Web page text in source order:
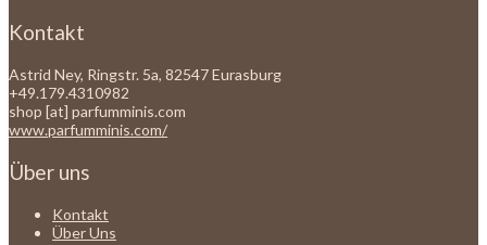
Kontakt
Astrid Ney, Ringstr. 5a, 82547 Eurasburg
+49.179.4310982
shop [at] parfumminis.com
www.parfumminis.com/
Über uns
Kontakt
Über Uns